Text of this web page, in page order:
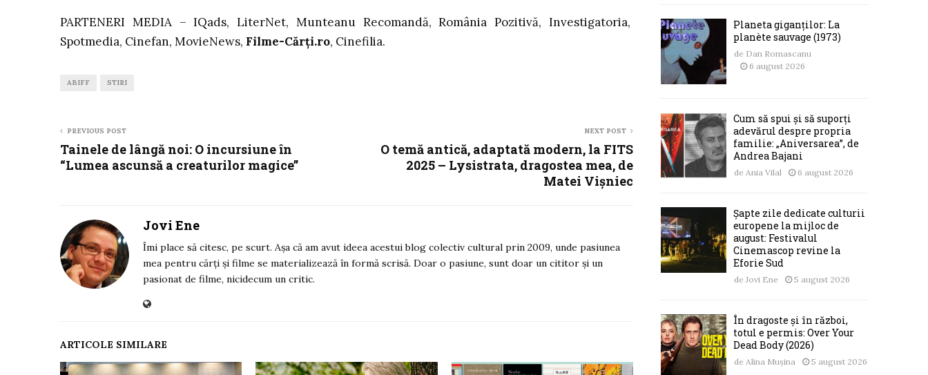
PARTENERI MEDIA – IQads, LiterNet, Munteanu Recomandă, România Pozitivă, Investigatoria,
Spotmedia, Cinefan, MovieNews, Filme-Cărți.ro, Cinefilia.
ABIFF STIRI
PREVIOUS POST
Tainele de lângă noi: O incursiune în
“Lumea ascunsă a creaturilor magice”
NEXT POST
O temă antică, adaptată modern, la FITS
2025 – Lysistrata, dragostea mea, de
Matei Vișniec
Jovi Ene
Îmi place să citesc, pe scurt. Așa că am avut ideea acestui blog colectiv cultural prin 2009, unde pasiunea
mea pentru cărți și filme se materializează în formă scrisă. Doar o pasiune, sunt doar un cititor și un
pasionat de filme, nicidecum un critic.
ARTICOLE SIMILARE
Planeta giganților: La
planète sauvage (1973)
de Dan Romascanu
6 august 2026
Cum să spui și să suporți
adevărul despre propria
familie: „Aniversarea”, de
Andrea Bajani
de Ania Vilal 6 august 2026
Șapte zile dedicate culturii
europene la mijloc de
august: Festivalul
Cinemascop revine la
Eforie Sud
de Jovi Ene 5 august 2026
În dragoste și în război,
totul e permis: Over Your
Dead Body (2026)
de Alina Mușina 5 august 2026